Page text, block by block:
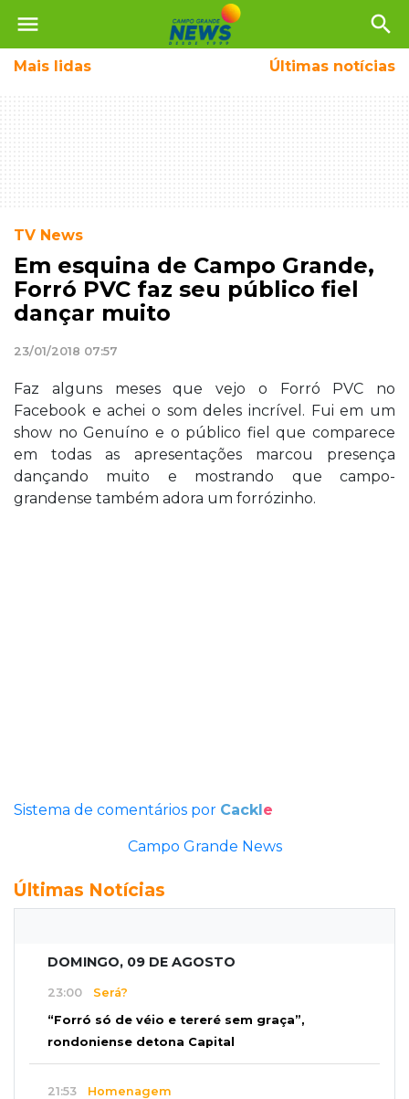
menu search
Mais lidas Últimas notícias
TV News
Em esquina de Campo Grande,
Forró PVC faz seu público fiel
dançar muito
23/01/2018 07:57
Faz alguns meses que vejo o Forró PVC no
Facebook e achei o som deles incrível. Fui em um
show no Genuíno e o público fiel que comparece
em todas as apresentações marcou presença
dançando muito e mostrando que campo-
grandense também adora um forrózinho.
Sistema de comentários por Cackle
Campo Grande News
Últimas Notícias
DOMINGO, 09 DE AGOSTO
23:00 Será?
“Forró só de véio e tereré sem graça”,
rondoniense detona Capital
21:53 Homenagem